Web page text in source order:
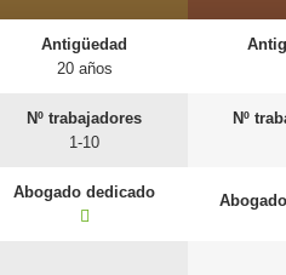
Antigüedad
20 años
Nº trabajadores
1-10
Abogado dedicado
Nº